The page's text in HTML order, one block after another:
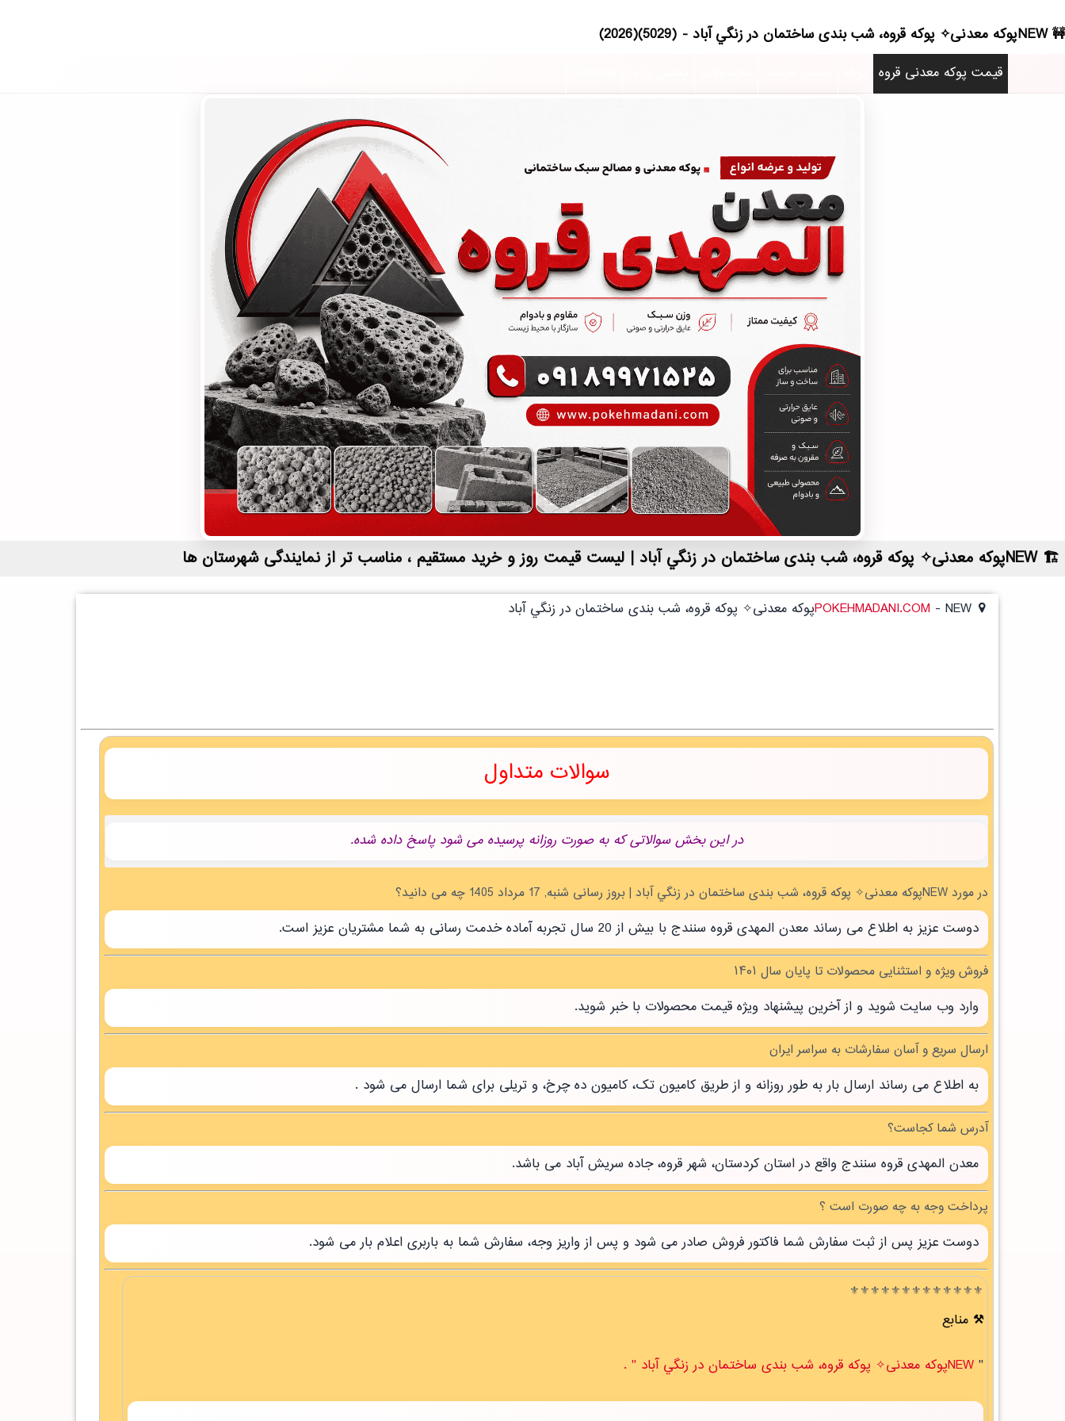
NEWپوکه معدنی✧ پوکه قروه، شب بندی ساختمان در زنگي آباد - (5029)(2026)
قیمت پوکه معدنی قروه
NEWپوکه معدنی✧ پوکه قروه، شب بندی ساختمان در زنگي آباد | لیست قیمت روز و خرید مستقیم ، مناسب تر از نمایندگی شهرستان ها
POKEHMADANI.COM - NEWپوکه معدنی✧ پوکه قروه، شب بندی ساختمان در زنگي آباد
سوالات متداول
در این بخش سوالاتی که به صورت روزانه پرسیده می شود پاسخ داده شده.
در مورد NEWپوکه معدنی✧ پوکه قروه، شب بندی ساختمان در زنگي آباد | بروز رسانی شنبه, 17 مرداد 1405 چه می دانید؟
دوست عزیز به اطلاع می رساند معدن المهدی قروه سنندج با بیش از 20 سال تجربه آماده خدمت رسانی به شما مشتریان عزیز است.
فروش ویژه و استثنایی محصولات تا پایان سال ۱۴۰۱
وارد وب سایت شوید و از آخرین پیشنهاد ویژه قیمت محصولات با خبر شوید.
ارسال سریع و آسان سفارشات به سراسر ایران
به اطلاع می رساند ارسال بار به طور روزانه و از طریق کامیون تک، کامیون ده چرخ، و تریلی برای شما ارسال می شود .
آدرس شما کجاست؟
معدن المهدی قروه سنندج واقع در استان کردستان، شهر قروه، جاده سریش آباد می باشد.
پرداخت وجه به چه صورت است ؟
دوست عزیز پس از ثبت سفارش شما فاکتور فروش صادر می شود و پس از واریز وجه، سفارش شما به باربری اعلام بار می شود.
⚜️⚜️⚜️⚜️⚜️⚜️⚜️⚜️⚜️⚜️⚜️⚜️⚜️
منابع
" NEWپوکه معدنی✧ پوکه قروه، شب بندی ساختمان در زنگي آباد " .